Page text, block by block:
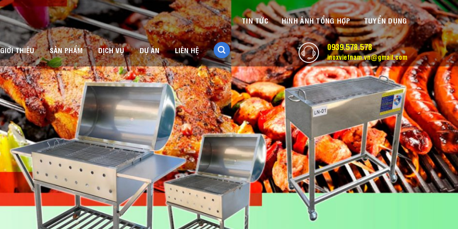
GIỚI THIỆU SẢN PHẨM DỊCH VỤ DỰ ÁN LIÊN HỆ 0939.578.578
inoxvietnam.vn@gmail.com
TIN TỨC HÌNH ẢNH TỔNG HỢP TUYỂN DỤNG